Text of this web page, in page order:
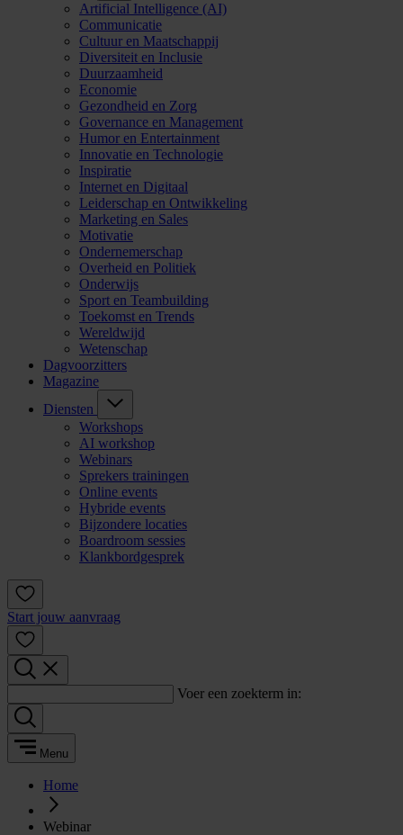
Artificial Intelligence (AI)
Communicatie
Cultuur en Maatschappij
Diversiteit en Inclusie
Duurzaamheid
Economie
Gezondheid en Zorg
Governance en Management
Humor en Entertainment
Innovatie en Technologie
Inspiratie
Internet en Digitaal
Leiderschap en Ontwikkeling
Marketing en Sales
Motivatie
Ondernemerschap
Overheid en Politiek
Onderwijs
Sport en Teambuilding
Toekomst en Trends
Wereldwijd
Wetenschap
Dagvoorzitters
Magazine
Diensten
Workshops
AI workshop
Webinars
Sprekers trainingen
Online events
Hybride events
Bijzondere locaties
Boardroom sessies
Klankbordgesprek
Start jouw aanvraag
Voer een zoekterm in:
Menu
Home
Webinar